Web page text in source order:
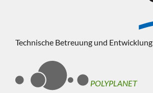
Technische Betreuung und Entwicklung
POLYPLANET